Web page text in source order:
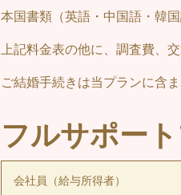
本国書類（英語・中国語・韓
上記料金表の他に、調査費、
ご結婚手続きは当プランに含ま
フルサポー
会社員（給与所得者）